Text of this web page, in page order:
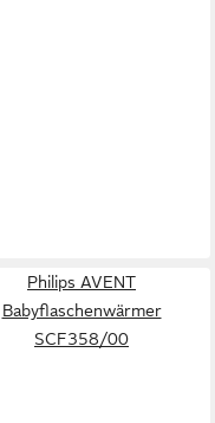
Philips AVENT
Babyflaschenwärmer
SCF358/00